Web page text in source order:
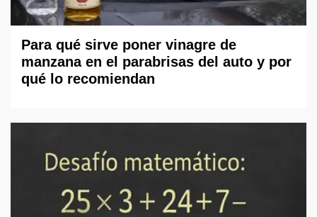
Para qué sirve poner vinagre de
manzana en el parabrisas del auto y por
qué lo recomiendan